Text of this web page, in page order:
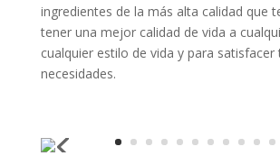
ingredientes de la más alta calidad que
tener una mejor calidad de vida a
cualquier estilo de vida y para satisfacer
necesidades.